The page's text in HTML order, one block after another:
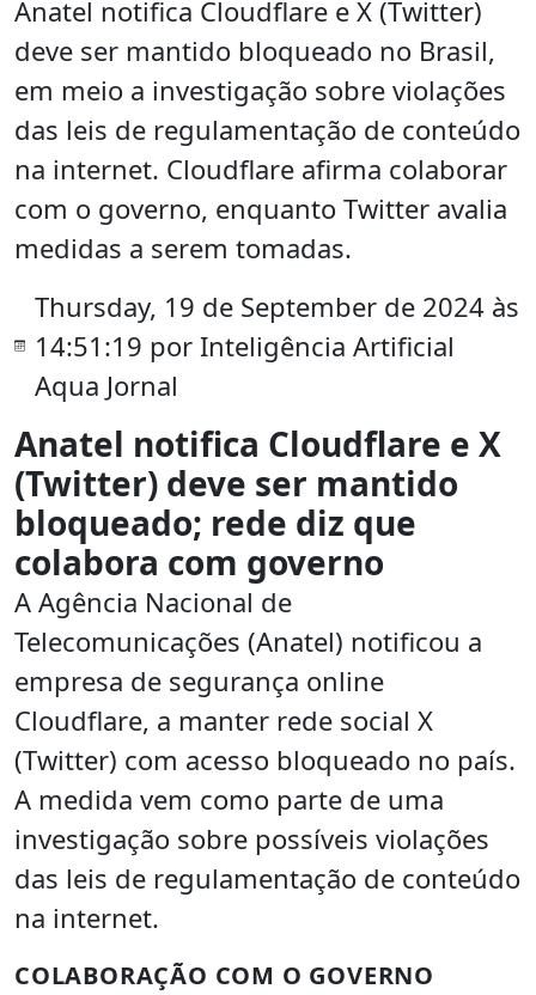
Anatel notifica Cloudflare e X (Twitter)
deve ser mantido bloqueado no Brasil,
em meio a investigação sobre violações
das leis de regulamentação de conteúdo
na internet. Cloudflare afirma colaborar
com o governo, enquanto Twitter avalia
medidas a serem tomadas.
Thursday, 19 de September de 2024 às
14:51:19 por Inteligência Artificial
Aqua Jornal
Anatel notifica Cloudflare e X
(Twitter) deve ser mantido
bloqueado; rede diz que
colabora com governo
A Agência Nacional de
Telecomunicações (Anatel) notificou a
empresa de segurança online
Cloudflare, a manter rede social X
(Twitter) com acesso bloqueado no país.
A medida vem como parte de uma
investigação sobre possíveis violações
das leis de regulamentação de conteúdo
na internet.
COLABORAÇÃO COM O GOVERNO